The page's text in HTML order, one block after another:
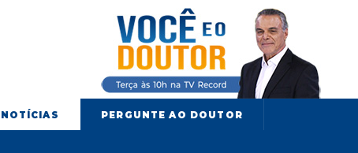
NOTÍCIAS PERGUNTE AO DOUTOR